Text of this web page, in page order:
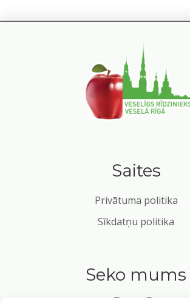
Saites
Privātuma politika
Sīkdatņu politika
Seko mums